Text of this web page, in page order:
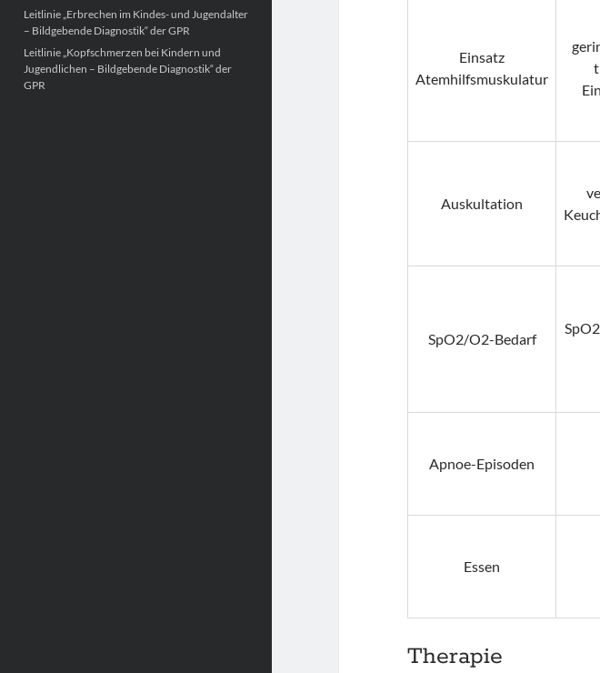
Leitlinie „Erbrechen im Kindes- und Jugendalter
– Bildgebende Diagnostik“ der GPR
Leitlinie „Kopfschmerzen bei Kindern und
Jugendlichen – Bildgebende Diagnostik“ der
GPR
Einsatz
Atemhilfsmuskulatur
Auskultation
SpO2/O2-Bedarf
Apnoe-Episoden
Essen
Therapie